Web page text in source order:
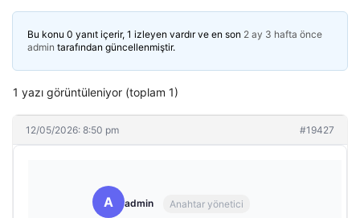
Bu konu 0 yanıt içerir, 1 izleyen vardır ve en son 2 ay 3 hafta önce
admin tarafından güncellenmiştir.
1 yazı görüntüleniyor (toplam 1)
12/05/2026: 8:50 pm #19427
A admin Anahtar yönetici